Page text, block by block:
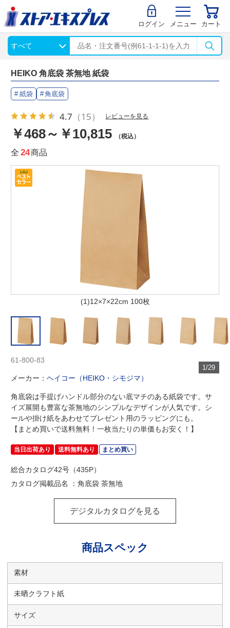
ログイン メニュー カート
HEIKO 角底袋 茶無地 紙袋
紙袋 角底袋
4.7 （15） レビューを見る
￥468～￥10,815 （税込）
全 24商品
(1)12×7×22cm 100枚
1/29
61-800-83
メーカー：ヘイコー（HEIKO・シモジマ）
角底袋は手提げハンドル部分のない底マチのある紙袋です。サ
イズ展開も豊富な茶無地のシンプルなデザインが人気です。シ
ールや掛け紙をあわせてプレゼント用のラッピングにも。
【まとめ買いで送料無料！一枚当たりの単価もお安く！】
当日出荷あり 送料無料あり まとめ買い
総合カタログ42号（435P）
カタログ掲載品名 ：角底袋 茶無地
デジタルカタログを見る
商品スペック
素材
未晒クラフト紙
サイズ